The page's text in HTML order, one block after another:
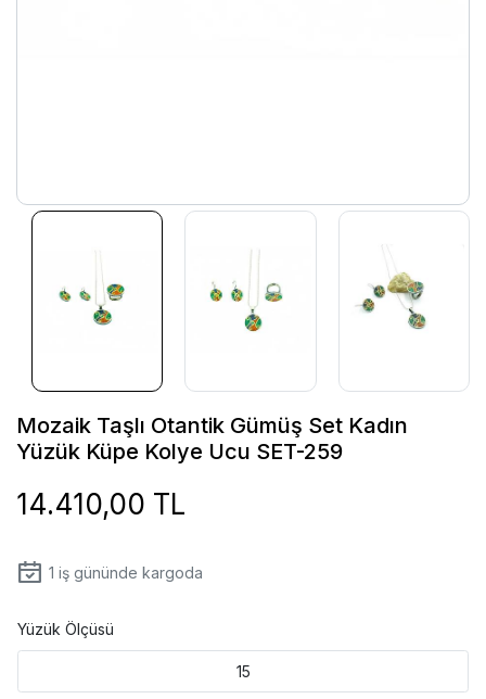
Mozaik Taşlı Otantik Gümüş Set Kadın
Yüzük Küpe Kolye Ucu SET-259
14.410,00 TL
1 iş gününde kargoda
Yüzük Ölçüsü
15